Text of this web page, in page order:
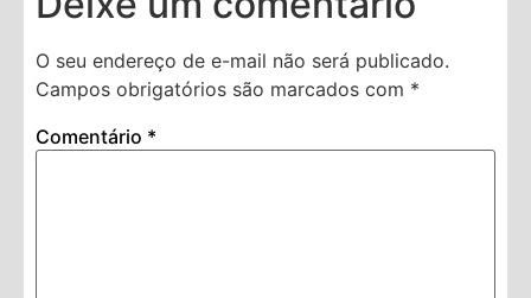
O seu endereço de e-mail não será publicado.
Campos obrigatórios são marcados com *
Comentário *